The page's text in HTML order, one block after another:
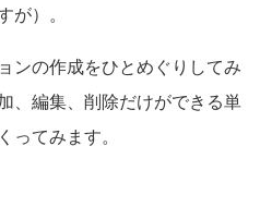
）。
ンの作成をひとめぐりしてみ
、編集、削除だけができる単
てみます。